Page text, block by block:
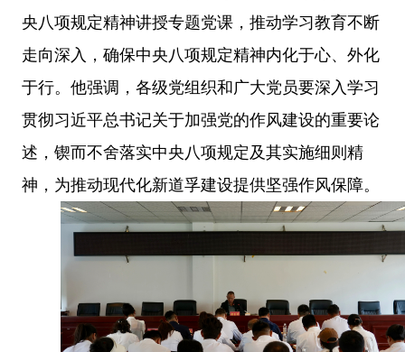
央八项规定精神讲授专题党课，推动学习教育不断
走向深入，确保中央八项规定精神内化于心、外化
于行。 他强调， 各级党组织和广大党员要深入学习
贯彻习近平总书记关于加强党的作风建设的重要论
述，锲而不舍落实中央八项规定及其实施细则精
神，为推动现代化新道孚建设提供坚强作风保障。